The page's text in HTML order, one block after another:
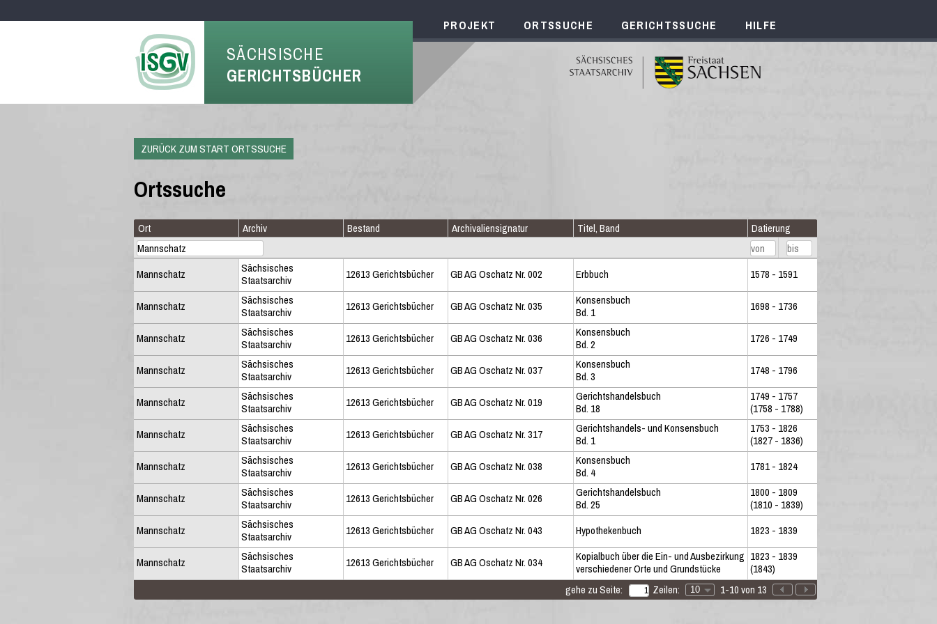
SÄCHSISCHE
GERICHTSBÜCHER
PROJEKT ORTSSUCHE GERICHTSSUCHE HILFE
ZURÜCK ZUM START ORTSSUCHE
Ortssuche
Ort Archiv Bestand Archivaliensignatur Titel, Band Datierung
Mannschatz
Sächsisches
Staatsarchiv
12613 Gerichtsbücher GB AG Oschatz Nr. 002 Erbbuch 1578 - 1591
Mannschatz
Sächsisches
Staatsarchiv
12613 Gerichtsbücher GB AG Oschatz Nr. 035
Konsensbuch
Bd. 1
1698 - 1736
Mannschatz
Sächsisches
Staatsarchiv
12613 Gerichtsbücher GB AG Oschatz Nr. 036
Konsensbuch
Bd. 2
1726 - 1749
Mannschatz
Sächsisches
Staatsarchiv
12613 Gerichtsbücher GB AG Oschatz Nr. 037
Konsensbuch
Bd. 3
1748 - 1796
Mannschatz
Sächsisches
Staatsarchiv
12613 Gerichtsbücher GB AG Oschatz Nr. 019
Gerichtshandelsbuch
Bd. 18
1749 - 1757
(1758 - 1788)
Mannschatz
Sächsisches
Staatsarchiv
12613 Gerichtsbücher GB AG Oschatz Nr. 317
Gerichtshandels- und Konsensbuch
Bd. 1
1753 - 1826
(1827 - 1836)
Mannschatz
Sächsisches
Staatsarchiv
12613 Gerichtsbücher GB AG Oschatz Nr. 038
Konsensbuch
Bd. 4
1781 - 1824
Mannschatz
Sächsisches
Staatsarchiv
12613 Gerichtsbücher GB AG Oschatz Nr. 026
Gerichtshandelsbuch
Bd. 25
1800 - 1809
(1810 - 1839)
Mannschatz
Sächsisches
Staatsarchiv
12613 Gerichtsbücher GB AG Oschatz Nr. 043 Hypothekenbuch 1823 - 1839
Mannschatz
Sächsisches
Staatsarchiv
12613 Gerichtsbücher GB AG Oschatz Nr. 034
Kopialbuch über die Ein- und Ausbezirkung
verschiedener Orte und Grundstücke
1823 - 1839
(1843)
1-10 von 13
10
Zeilen:
gehe zu Seite: